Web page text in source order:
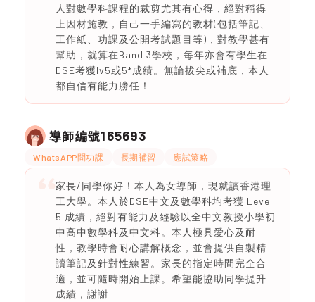
人對數學科課程的裁剪尤其有心得，絕對稱得
上因材施教，自己一手編寫的教材(包括筆記、
工作紙、功課及公開考試題目等)，對教學甚有
幫助，就算在Band 3學校，每年亦會有學生在
DSE考獲lv5或5*成績。無論拔尖或補底，本人
都自信有能力勝任！
導師編號165693
WhatsAPP問功課 長期補習 應試策略
家長/同學你好！本人為女導師，現就讀香港理
工大學。本人於DSE中文及數學科均考獲 Level
5 成績，絕對有能力及經驗以全中文教授小學初
中高中數學科及中文科。本人極具愛心及耐
性，教學時會耐心講解概念，並會提供自製精
讀筆記及針對性練習。家長的指定時間完全合
適，並可隨時開始上課。希望能協助同學提升
成績，謝謝